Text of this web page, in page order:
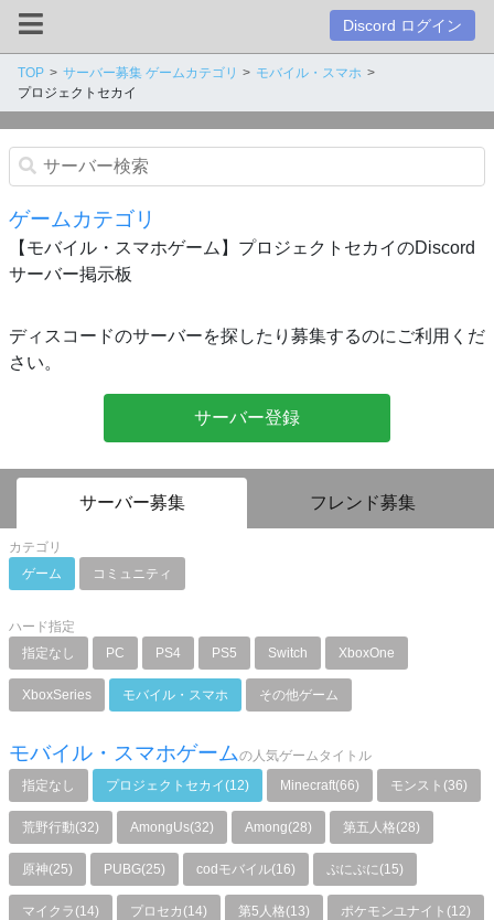
Discord ログイン
TOP サーバー募集 ゲームカテゴリ
モバイル・スマホ
プロジェクトセカイ
ゲームカテゴリ
【モバイル・スマホゲーム】プロジェクトセカイのDiscord
サーバー掲示板
ディスコードのサーバーを探したり募集するのにご利用くだ
さい。
サーバー登録
サーバー募集 フレンド募集
カテゴリ
ゲーム
コミュニティ
ハード指定
指定なし
PC PS4 PS5 Switch XboxOne
XboxSeries モバイル・スマホ その他ゲーム
モバイル・スマホゲームの人気ゲームタイトル
指定なし
プロジェクトセカイ(12) Minecraft(66) モンスト(36)
荒野行動(32) AmongUs(32) Among(28) 第五人格(28)
原神(25) PUBG(25) codモバイル(16) ぷにぷに(15)
マイクラ(14) プロセカ(14) 第5人格(13) ポケモンユナイト(12)